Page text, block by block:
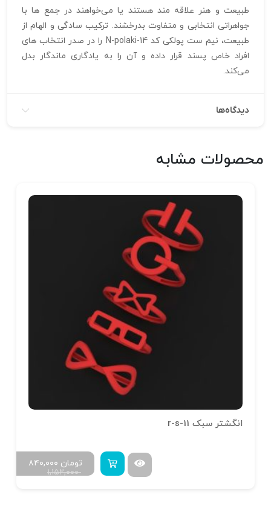
طبیعت و هنر علاقه‌ مند هستند یا می‌خواهند در جمع‌ ها با
جواهراتی انتخابی و متفاوت بدرخشند. ترکیب سادگی و الهام از
طبیعت، نیم ست پولکی کد N-polaki-14 را در صدر انتخاب‌ های
افراد خاص پسند قرار داده و آن را به یادگاری ماندگار بدل
می‌کند.
دیدگاه‌ها
محصولات مشابه
انگشتر سبک r-s-11
۱,۱۵۲,۰۰۰
۸۴۰,۰۰۰ تومان